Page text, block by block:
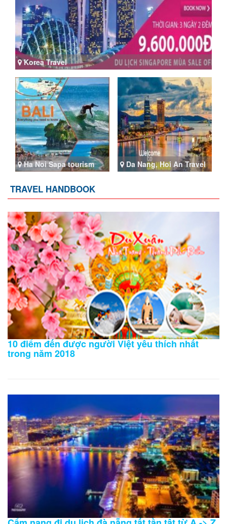
Korea Travel
Ha Noi Sapa tourism Da Nang, Hoi An Travel
TRAVEL HANDBOOK
10 điểm đến được người Việt yêu thích nhất
trong năm 2018